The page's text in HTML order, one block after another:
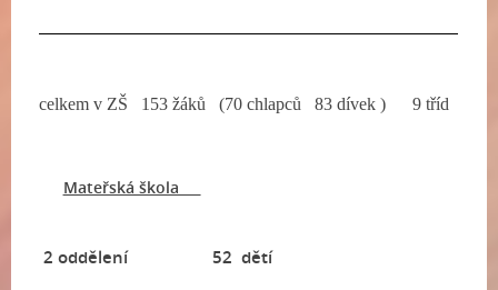
celkem v ZŠ   153 žáků   (70 chlapců   83 dívek )      9 tříd
Mateřská škola
2 oddělení 52 dětí